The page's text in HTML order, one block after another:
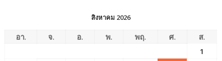
สิงหาคม 2026
อา. จ. อ. พ. พฤ. ศ.
ส.
1